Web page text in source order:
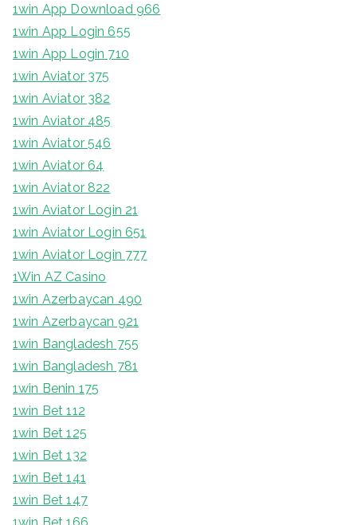
1win App Download 966
1win App Login 655
1win App Login 710
1win Aviator 375
1win Aviator 382
1win Aviator 485
1win Aviator 546
1win Aviator 64
1win Aviator 822
1win Aviator Login 21
1win Aviator Login 651
1win Aviator Login 777
1Win AZ Casino
1win Azerbaycan 490
1win Azerbaycan 921
1win Bangladesh 755
1win Bangladesh 781
1win Benin 175
1win Bet 112
1win Bet 125
1win Bet 132
1win Bet 141
1win Bet 147